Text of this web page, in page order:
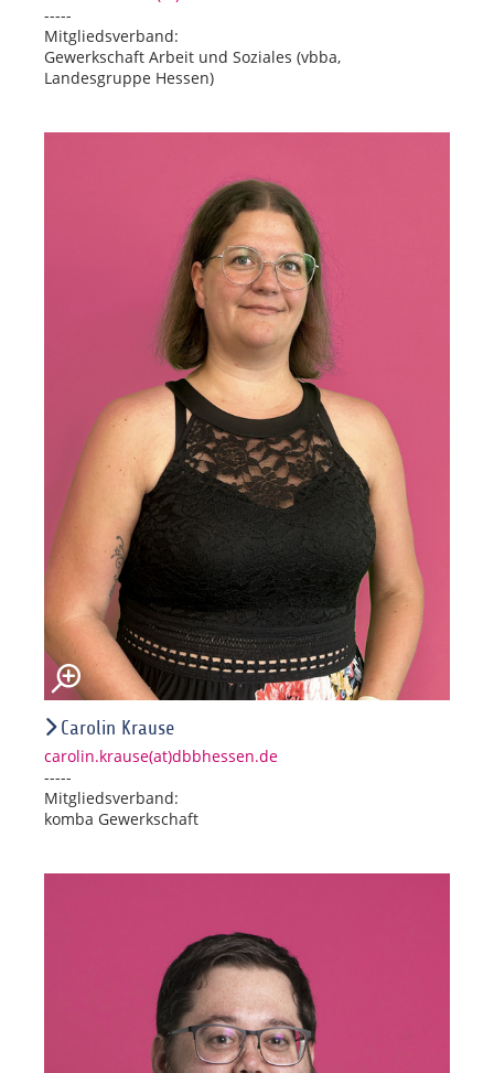
-----
Mitgliedsverband:
Gewerkschaft Arbeit und Soziales (vbba,
Landesgruppe Hessen)
Carolin Krause
carolin.krause(at)dbbhessen.de
-----
Mitgliedsverband:
komba Gewerkschaft